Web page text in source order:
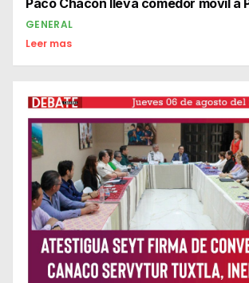
Paco Chacón lleva comedor móvil a
GENERAL
Leer mas